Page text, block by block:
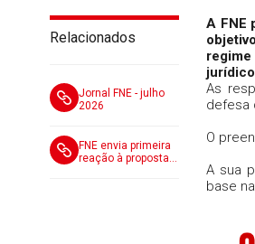
Relacionados
Jornal FNE - julho
2026
FNE envia primeira
reação à proposta
A FNE
regime
As
defesa
O
A sua
base